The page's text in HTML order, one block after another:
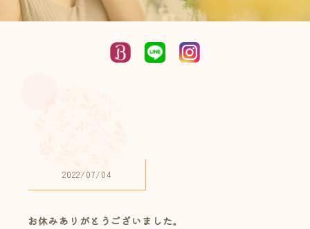
2022/07/04
お休みありがとうございました。